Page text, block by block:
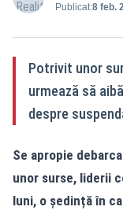
Publicat:8 feb.
Potrivit unor
urmează să
despre
Se apropie
unor surse, liderii
luni, o ședință în